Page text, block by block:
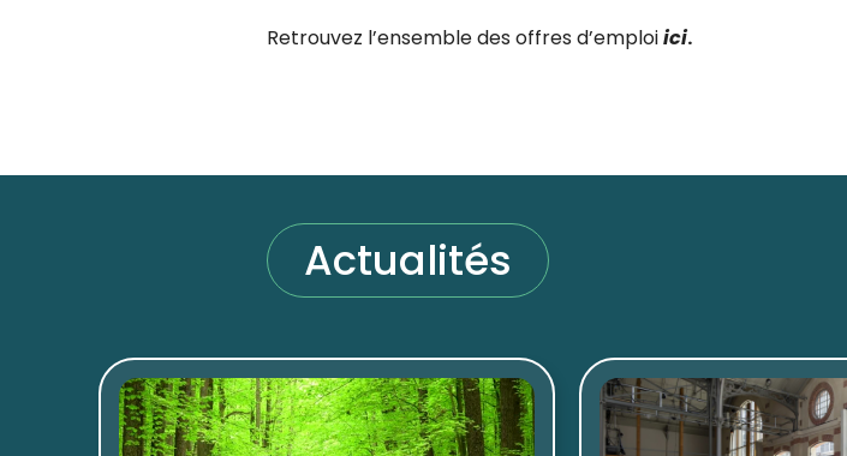
Retrouvez l’ensemble des offres d’emploiici.
Actualités